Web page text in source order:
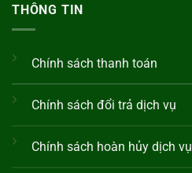
THÔNG TIN
Chính sách thanh toán
Chính sách đổi trả dịch vụ
Chính sách hoàn hủy dịch vụ